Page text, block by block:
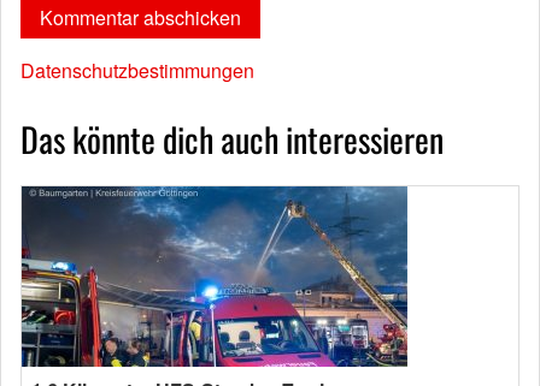
Datenschutzbestimmungen
Das könnte dich auch interessieren